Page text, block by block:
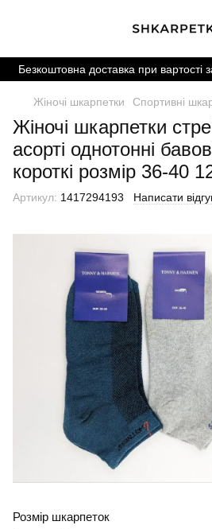
Безкоштовна доставка при вартості
Жіночі шкарпетки Спортивні
Жіночі шкарпетки
асорті однотонні
короткі розмір 36-40
Артикул: 1417294193 Написати
Розмір шкарпеток